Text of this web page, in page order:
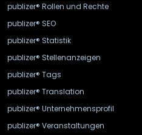
publizer® Rollen und Rechte
publizer® SEO
publizer® Statistik
publizer® Stellenanzeigen
publizer® Tags
publizer® Translation
publizer® Unternehmensprofil
publizer® Veranstaltungen